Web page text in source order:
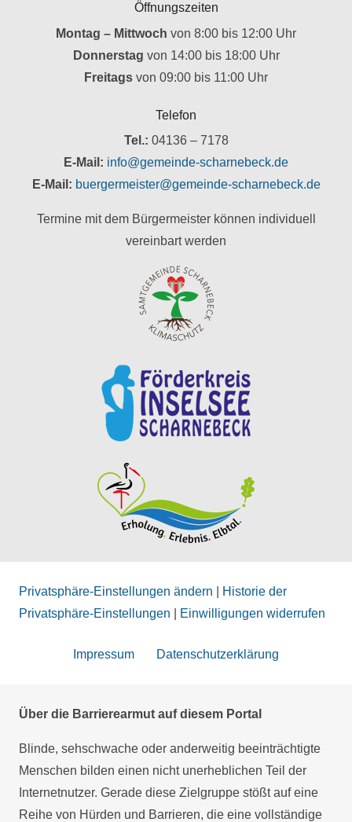
Öffnungszeiten
Montag – Mittwoch von 8:00 bis 12:00 Uhr
Donnerstag von 14:00 bis 18:00 Uhr
Freitags von 09:00 bis 11:00 Uhr
Telefon
Tel.: 04136 – 7178
E-Mail: info@gemeinde-scharnebeck.de
E-Mail: buergermeister@gemeinde-scharnebeck.de
Termine mit dem Bürgermeister können individuell
vereinbart werden
Privatsphäre-Einstellungen ändern
Historie der
Privatsphäre-Einstellungen
Einwilligungen widerrufen
Impressum Datenschutzerklärung
Über die Barrierearmut auf diesem Portal
Blinde, sehschwache oder anderweitig beeinträchtigte
Menschen bilden einen nicht unerheblichen Teil der
Internetnutzer. Gerade diese Zielgruppe stößt auf eine
Reihe von Hürden und Barrieren, die eine vollständige